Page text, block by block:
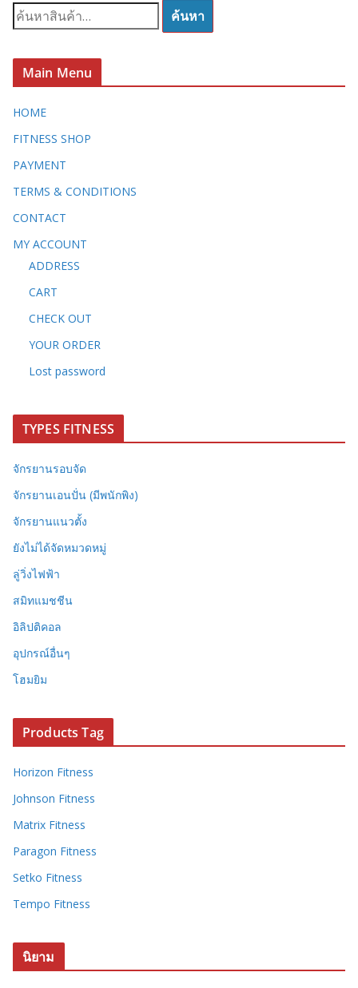
ค้
น
:
ค้นหา
Main Menu
HOME
FITNESS SHOP
PAYMENT
TERMS & CONDITIONS
CONTACT
MY ACCOUNT
ADDRESS
CART
CHECK OUT
YOUR ORDER
Lost password
TYPES FITNESS
จักรยานรอบจัด
จักรยานเอนปั่น (มีพนักพิง)
จักรยานแนวตั้ง
ยังไม่ได้จัดหมวดหมู่
ลู่วิ่งไฟฟ้า
สมิทแมชชีน
อิลิปติคอล
อุปกรณ์อื่นๆ
โฮมยิม
Products Tag
Horizon Fitness
Johnson Fitness
Matrix Fitness
Paragon Fitness
Setko Fitness
Tempo Fitness
นิยาม